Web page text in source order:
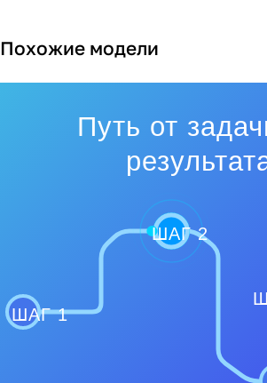
Похожие модели
Путь от
ШАГ 1
ШАГ 2